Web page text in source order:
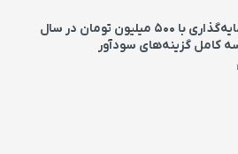
بهترین سرمایه‌گذاری با ۵۰۰ میلیون تومان در سال